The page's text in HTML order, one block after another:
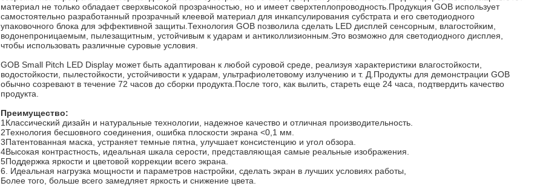
материал не только обладает сверхвысокой прозрачностью, но и имеет сверхтеплопроводность.Продукция GOB использует
самостоятельно разработанный прозрачный клеевой материал для инкапсулирования субстрата и его светодиодного
упаковочного блока для эффективной защиты.Технология GOB позволила сделать LED дисплей сенсорным, влагостойким,
водонепроницаемым, пылезащитным, устойчивым к ударам и антиколлизионным.Это возможно для светодиодного дисплея,
чтобы использовать различные суровые условия.
GOB Small Pitch LED Display может быть адаптирован к любой суровой среде, реализуя характеристики влагостойкости,
водостойкости, пылестойкости, устойчивости к ударам, ультрафиолетовому излучению и т. Д.Продукты для демонстрации GOB
обычно созревают в течение 72 часов до сборки продукта.После того, как вылить, стареть еще 24 часа, подтвердить качество
продукта.
Преимущество:
1Классический дизайн и натуральные технологии, надежное качество и отличная производительность.
2Технология бесшовного соединения, ошибка плоскости экрана <0,1 мм.
3Патентованная маска, устраняет темные пятна, улучшает консистенцию и угол обзора.
4Высокая контрастность, идеальная шкала серости, представляющая самые реальные изображения.
5Поддержка яркости и цветовой коррекции всего экрана.
6. Идеальная нагрузка мощности и параметров настройки, сделать экран в лучших условиях работы,
Более того, больше всего замедляет яркость и снижение цвета.